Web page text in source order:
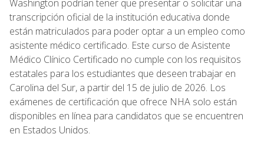
Washington podrían tener que presentar o solicitar una
transcripción oficial de la institución educativa donde
están matriculados para poder optar a un empleo como
asistente médico certificado. Este curso de Asistente
Médico Clínico Certificado no cumple con los requisitos
estatales para los estudiantes que deseen trabajar en
Carolina del Sur, a partir del 15 de julio de 2026. Los
exámenes de certificación que ofrece NHA solo están
disponibles en línea para candidatos que se encuentren
en Estados Unidos.